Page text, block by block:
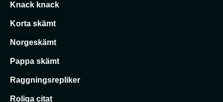
Knack knack
Korta skämt
Norgeskämt
Pappa skämt
Raggningsrepliker
Roliga citat